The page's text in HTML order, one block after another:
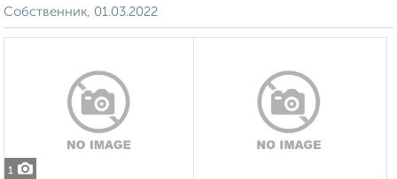
Собственник, 01.03.2022
1